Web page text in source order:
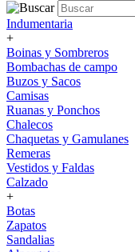
Indumentaria
+
Boinas y Sombreros
Bombachas de campo
Buzos y Sacos
Camisas
Ruanas y Ponchos
Chalecos
Chaquetas y Gamulanes
Remeras
Vestidos y Faldas
Calzado
+
Botas
Zapatos
Sandalias